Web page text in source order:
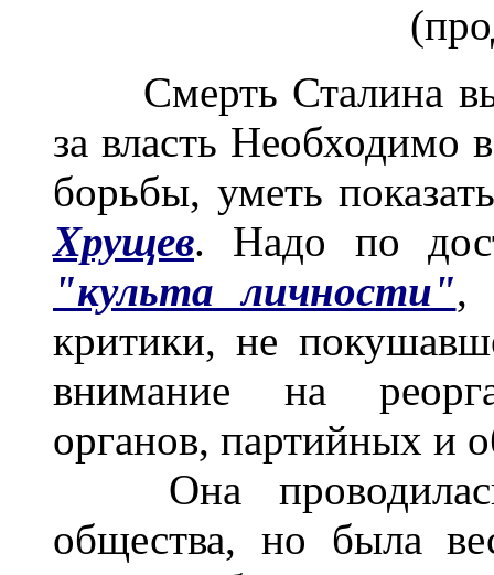
(
Смерть Сталина
за власть Необходимо
борьбы, уметь
Хрущев. Надо по
"культа личности",
критики, не
внимание на
органов, партийных и
Она проводилась
общества, но была